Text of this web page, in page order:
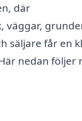
där
väggar,
säljare får en
nedan följer